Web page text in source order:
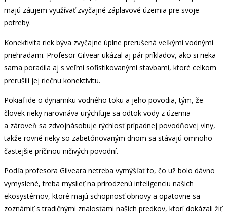
majú záujem využívať zvyčajné záplavové územia pre svoje
potreby.
Konektivita riek býva zvyčajne úplne prerušená veľkými vodnými
priehradami. Profesor Gilvear ukázal aj pár príkladov, ako si rieka
sama poradila aj s veľmi sofistikovanými stavbami, ktoré celkom
prerušili jej riečnu konektivitu.
Pokiaľ ide o dynamiku vodného toku a jeho povodia, tým, že
človek rieky narovnáva urýchľuje sa odtok vody z územia
a zároveň sa zdvojnásobuje rýchlosť prípadnej povodňovej vlny,
takže rovné rieky so zabetónovaným dnom sa stávajú omnoho
častejšie príčinou ničivých povodní.
Podľa profesora Gilveara netreba vymýšľať to, čo už bolo dávno
vymyslené, treba myslieť na prirodzenú inteligenciu našich
ekosystémov, ktoré majú schopnosť obnovy a opätovne sa
zoznámiť s tradičnými znalosťami našich predkov, ktorí dokázali žiť